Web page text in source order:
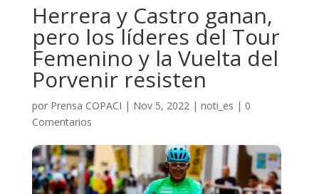
Herrera y Castro ganan,
pero los líderes del Tour
Femenino y la Vuelta del
Porvenir resisten
por Prensa COPACI | Nov 5, 2022| noti_es | 0
Comentarios